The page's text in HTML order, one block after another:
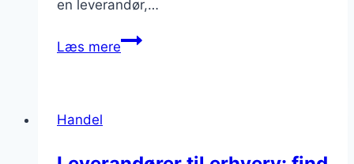
en leverandør,…
Læs mereLeverandør
Handel